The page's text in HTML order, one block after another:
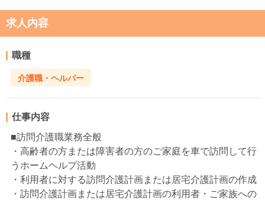
求人内容
職種
介護職・ヘルパー
仕事内容
■訪問介護職業務全般
・高齢者の方または障害者の方のご家庭を車で訪問して行
うホームヘルプ活動
・利用者に対する訪問介護計画または居宅介護計画の作成
・訪問介護計画または居宅介護計画の利用者・ご家族への